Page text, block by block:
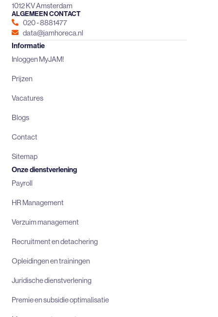
1012 KV Amsterdam
ALGEMEEN CONTACT
020 - 8881477
data@jamhoreca.nl
Informatie
Inloggen MyJAM!
Prijzen
Vacatures
Blogs
Contact
Sitemap
Onze dienstverlening
Payroll
HR Management
Verzuim management
Recruitment en detachering
Opleidingen en trainingen
Juridische dienstverlening
Premie en subsidie optimalisatie